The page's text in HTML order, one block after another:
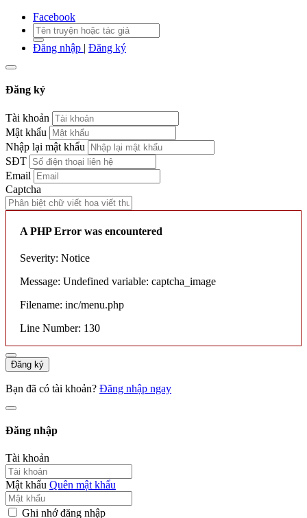
Facebook
Đăng nhập | Đăng ký
Đăng ký
Tài khoản
Mật khẩu
Nhập lại mật khẩu
SĐT
Email
Captcha
A PHP Error was encountered
Severity: Notice
Message: Undefined variable: captcha_image
Filename: inc/menu.php
Line Number: 130
Đăng ký
Bạn đã có tài khoản? Đăng nhập ngay
Đăng nhập
Tài khoản
Mật khẩu Quên mật khẩu
Ghi nhớ đăng nhập